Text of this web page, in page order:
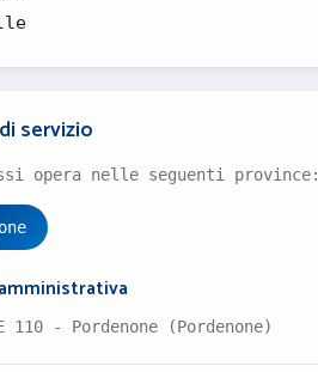
servizio
opera nelle seguenti province:
110 - Pordenone (Pordenone)